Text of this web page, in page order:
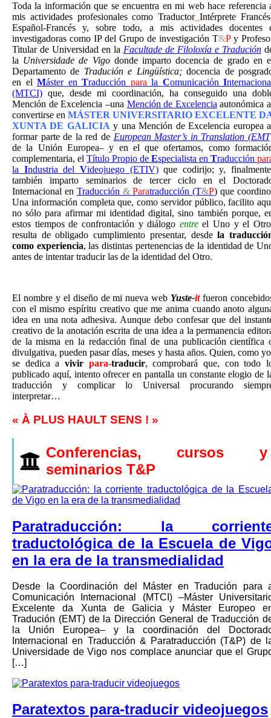
Toda la información que se encuentra en mi web hace referencia
mis actividades profesionales como Traductor_Intérprete
Español-Francés y, sobre todo, a mis actividades docentes
investigadoras como IP del Grupo de investigación T&Py
Titular de Universidad en la Facultade de Filoloxía e Tradución
la Universidade de Vigo donde imparto docencia de grado en
Departamento de Tradución e Lingüística;docencia de
en el Máster en Traducción parala Comunicación I
(MTCI) que, desde mi coordinación, ha conseguido una
Mención de Excelencia –una Mención de Excelenciaautonómica
convertirse en MÁSTER UNIVERSITARIO EXCELENTE
XUNTA DE GALICIAy una Mención de Excelencia europea
formar parte de la red de European Master’s in Translation
de la Unión Europea– y en el que ofertamos, como
complementaria, el Título Propio de Especialista en Traducción
la Industria del Videojuego (ETIV)que codirijo; y,
también imparto seminarios de tercer ciclo en el
Internacional en Traducción & Paratraducción(T&P) que
Una información completa que, como servidor público, facilito
no sólo para afirmar mi identidad digital, sino también porque,
estos tiempos de confrontación y diálogo entreel Uno y el
resulta de obligado cumplimiento presentar, desdela
como experiencia, las distintas pertenencias de la identidad de
antes de intentar traducir las de la identidad del Otro.
El nombre y el diseño de mi nueva web Yuste-itfueron
con el mismo espíritu creativo que me anima cuando anoto
idea en una nota adhesiva. Aunque debo confesar que del
creativo de la anotación escrita de una idea a la permanencia
de la misma en la redacción final de una publicación científica
divulgativa, pueden pasar días, meses y hasta años. Quien, como
se dedica a vivir para-traducir, comprobará que, con todo
publicado aquí, intento ofrecer en pantalla un constante elogio de
traducción y complicar lo Universal procurando
interpretar…
« À PLUS HAULT SENS ! »
Conferencias, cursos y
seminarios T&P
Paratraducción: la
traductológica de la Escuela de
en la era de la transmedialidad
Desde la Coordinación del Máster en Tradución para
Comunicación Internacional (MTCI) –Máster
Excelente da Xunta de Galicia y Máster Europeo
Tradución (EMT) de la Dirección General de Traducción
la Unión Europea– y la coordinación del
Internacional en Traducción & Paratraducción (T&P) de
Universidade de Vigo nos complace anunciar que el
[…]
Paratextos para-traducir videojuegos